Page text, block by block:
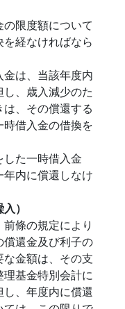
限度額について
経なければなら
は、当該年度内
、歳入減少のた
、その償還する
借入金の借換を
た一時借入金
内に償還しなけ
）
條の規定により
還金及び利子の
金額は、その支
基金特別会計に
、年度内に償還